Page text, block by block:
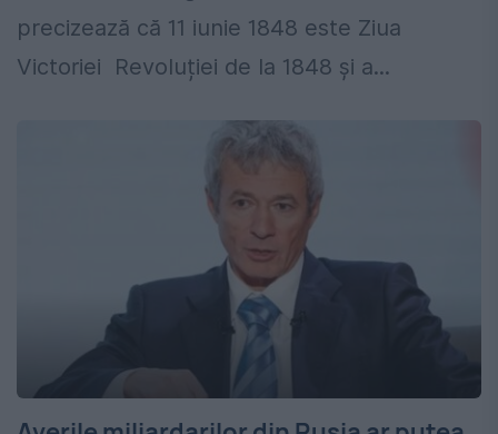
precizează că 11 iunie 1848 este Ziua
Victoriei Revoluției de la 1848 și a...